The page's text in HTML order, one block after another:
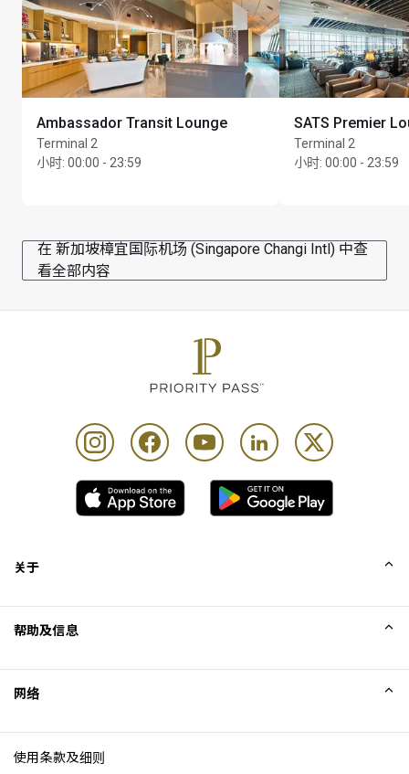
Ambassador Transit Lounge
Terminal 2
小时: 00:00 - 23:59
SATS Premier
Terminal 2
小时: 00:00 - 23:59
在 新加坡樟宜国际机场 (Singapore Changi Intl) 中查
看全部内容
关于
Excellence Awards
博客
帮助及信息
网络
使用条款及细则